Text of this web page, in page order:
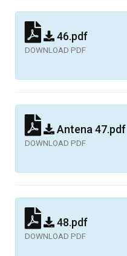
46.pdf
DOWNLOAD PDF
Antena 47.pdf
DOWNLOAD PDF
48.pdf
DOWNLOAD PDF